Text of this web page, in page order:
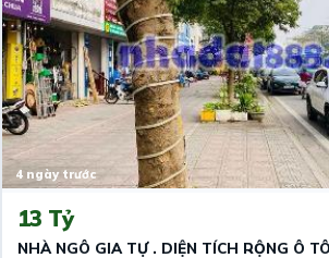
4 ngày trước
13 Tỷ
NHÀ NGÔ GIA TỰ . DIỆN TÍCH RỘNG Ô